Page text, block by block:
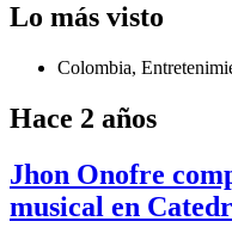
Lo más visto
Colombia,
Hace 2 años
Jhon Onofre
musical en